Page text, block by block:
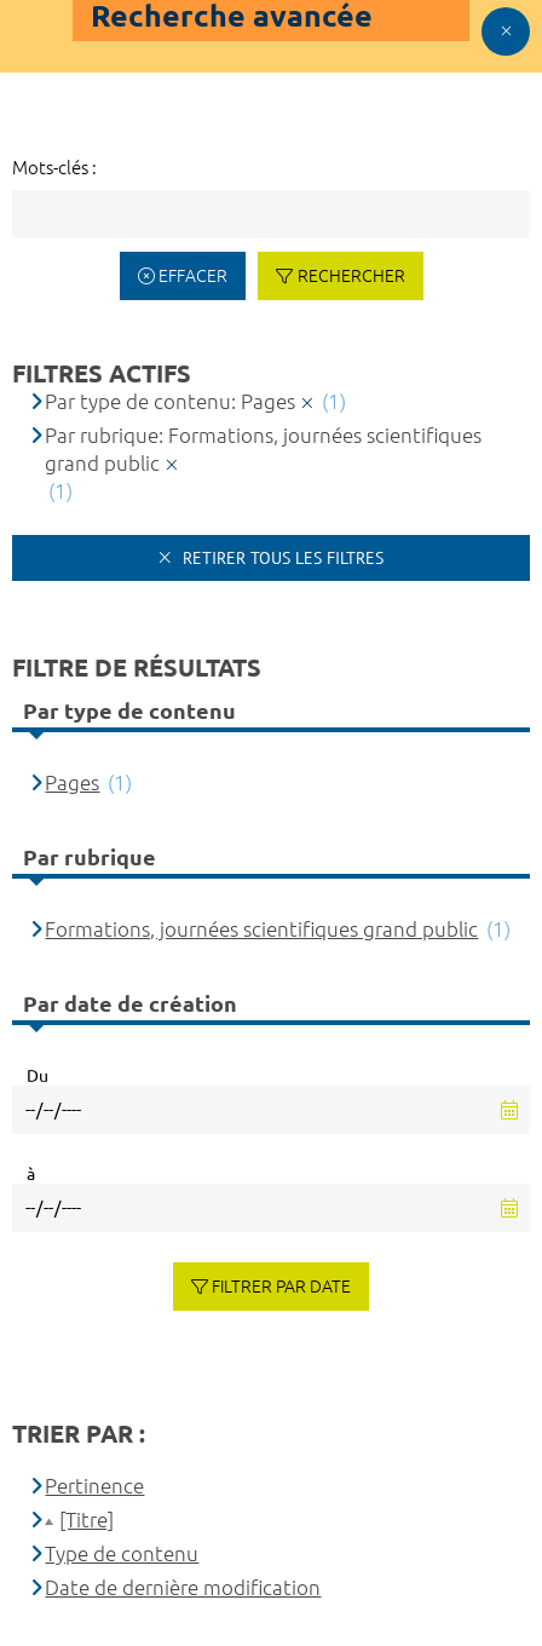
Recherche avancée
Mots-clés :
EFFACER RECHERCHER
FILTRES ACTIFS
Par type de contenu: Pages
(1)
Par rubrique: Formations, journées scientifiques
grand public
(1)
RETIRER TOUS LES FILTRES
FILTRE DE RÉSULTATS
Par type de contenu
Pages (1)
Par rubrique
Formations, journées scientifiques grand public (1)
Par date de création
Du
à
FILTRER PAR DATE
TRIER PAR :
Pertinence
[Titre]
Type de contenu
Date de dernière modification